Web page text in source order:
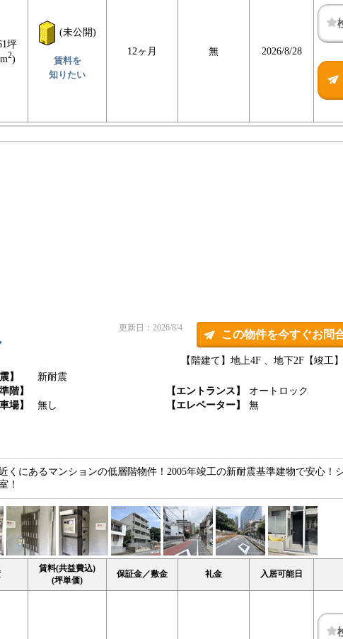
坪
2)
(未公開)
賃料を
知りたい
12ヶ月 無 2026/8/28
更新日：2026/8/4
この物件を今すぐお問
【竣工
【階建て】地上4F 、地下2F
】
新耐震
階】
【エントランス】
オートロック
場】
無し 【エレベーター】 無
くにあるマンションの低層階物件！2005年竣工の新耐震基準建物で安心！
！
賃料(共益費込)
(坪単価)
保証金／敷金 礼金 入居可能日